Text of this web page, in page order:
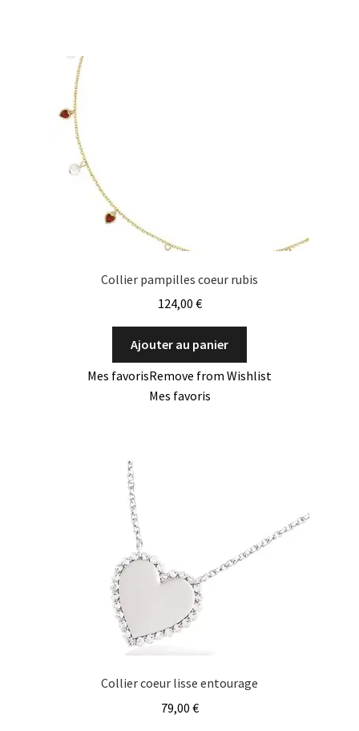
Collier pampilles coeur rubis
124,00 €
Ajouter au panier
Mes favorisRemove from Wishlist
Mes favoris
Collier coeur lisse entourage
79,00 €